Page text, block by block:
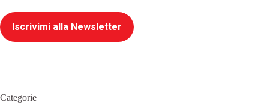
Iscrivimi alla Newsletter
Categorie